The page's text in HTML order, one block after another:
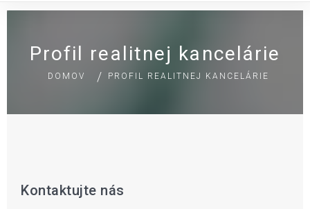
Profil realitnej kancelárie
DOMOV PROFIL REALITNEJ KANCELÁRIE
Kontaktujte nás